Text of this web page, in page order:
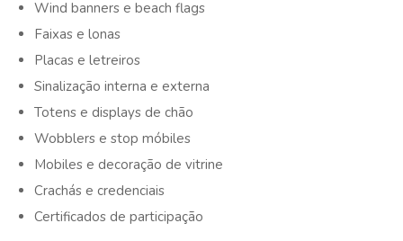
Wind banners e beach flags
Faixas e lonas
Placas e letreiros
Sinalização interna e externa
Totens e displays de chão
Wobblers e stop móbiles
Mobiles e decoração de vitrine
Crachás e credenciais
Certificados de participação